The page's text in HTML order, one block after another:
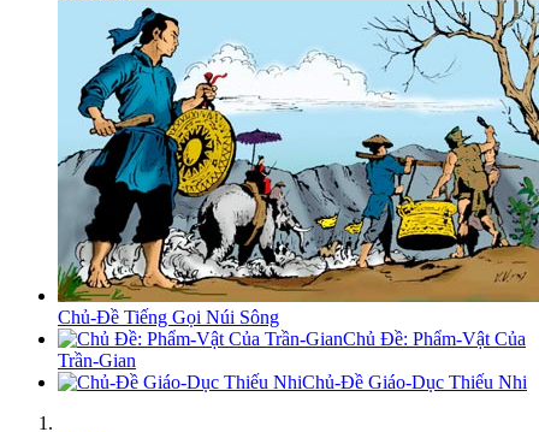
Chủ-Đề Tiếng Gọi Núi Sông
Chủ Đề: Phẩm-Vật Của
Trần-Gian
Chủ-Đề Giáo-Dục Thiếu Nhi